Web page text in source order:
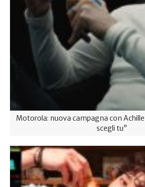
Motorola: nuova campagna con Achille
scegli tu”